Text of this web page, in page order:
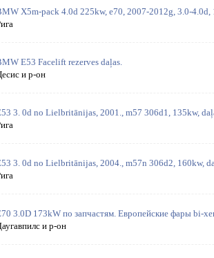
X5m-pack 4.0d 225kw, e70, 2007-2012g, 3.0-
E53 Facelift rezerves daļas.
и р-он
3. 0d no Lielbritānijas, 2001., m57 306d1, 135kw,
3. 0d no Lielbritānijas, 2004., m57n 306d2, 160kw,
3.0D 173kW по запчастям. Европейские фары bi-
и р-он